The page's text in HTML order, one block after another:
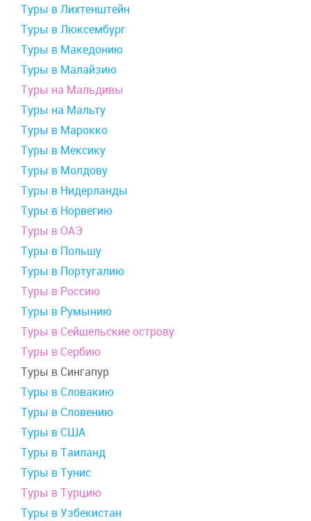
Туры в Лихтенштейн
Туры в Люксембург
Туры в Македонию
Туры в Малайзию
Туры на Мальдивы
Туры на Мальту
Туры в Марокко
Туры в Мексику
Туры в Молдову
Туры в Нидерланды
Туры в Норвегию
Туры в ОАЭ
Туры в Польшу
Туры в Португалию
Туры в Россию
Туры в Румынию
Туры в Сейшельские острову
Туры в Сербию
Туры в Сингапур
Туры в Словакию
Туры в Словению
Туры в США
Туры в Таиланд
Туры в Тунис
Туры в Турцию
Туры в Узбекистан